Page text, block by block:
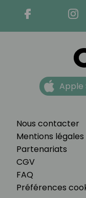
Nous contacter
Mentions légales
Partenariats
CGV
FAQ
Préférences
Apple